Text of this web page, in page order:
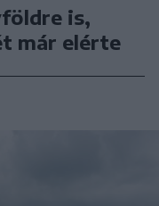
is,
már elérte